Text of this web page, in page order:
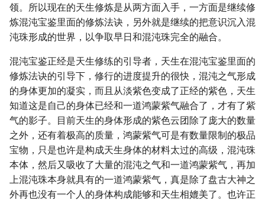
领。所以现在的天生修炼是从两方面入手，一方面是继续修
炼混沌宝鉴里面的修炼法诀，另外就是继续的把意识沉入混
沌珠形成的世界，以争取早日和混沌珠完全的融合。
混沌宝鉴正经是天生修练的引导者，天生在混沌宝鉴里面的
修炼法诀的引导下，修行的进度提升的很快，混沌之气形成
的身体更加的凝实，而且从淡紫色变成了正经的紫色，天生
知道这是自己的身体已经和一道鸿蒙紫气融合了，才有了紫
气的影子。目前天生的身体形成的紫色云团除了庞大的数量
之外，还有着极高的质量，鸿蒙紫气可是有数量限制的极品
宝物，只是也许是构成天生身体的材料太过的高级，混沌珠
本体，然后又吸收了大量的混沌之气和一道鸿蒙紫气，再加
上混沌珠本身就具有的一道鸿蒙紫气，真是除了盘古大神之
外再也没有一个人的身体构成能够和天生相媲美了。也许正